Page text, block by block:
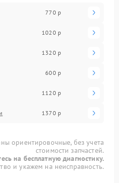
770 р
1020 р
1320 р
600 р
1120 р
1370 р
ориентировочные, без учета
стоимости запчастей.
на бесплатную диагностику.
и укажем на неисправность.